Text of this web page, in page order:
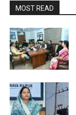
MOST READ